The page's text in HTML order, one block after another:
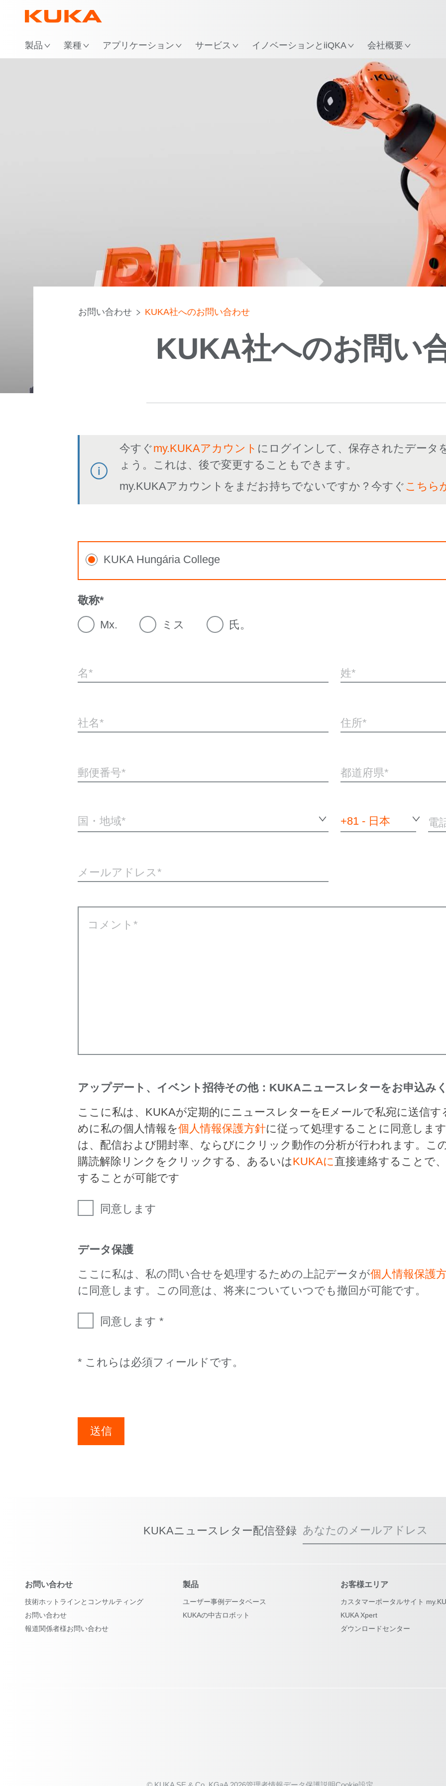
製品 業種 アプリケーション サービス イノベーションとiiQKA 会社概要
お問い合わせ KUKA社へのお問い合わせ
KUKA社へのお問い
今すぐmy.KUKAアカウント にログインして、保存されたデータ
ょう。これは、後で変更することもできます。
my.KUKAアカウントをまだお持ちでないですか？今すぐ こちら
KUKA Hungária College
敬称
Mx.
ミス 氏。
名 姓
社名 住所
郵便番号 都道府県
国・地域* +81 - 日本 電
メールアドレス
コメント
アップデート、イベント招待その他：KUKAニュースレターをお申込み
ここに私は、KUKAが定期的にニュースレターをEメールで私宛に送信
めに私の個人情報を個人情報保護方針に従って処理することに同意しま
は、配信および開封率、ならびにクリック動作の分析が行われます。こ
購読解除リンクをクリックする、あるいはKUKAに直接連絡することで
することが可能です
同意します
データ保護
ここに私は、私の問い合せを処理するための上記データが個人情報保護
に同意します。この同意は、将来についていつでも撤回が可能です。
同意します
* これらは必須フィールドです。
送信
KUKAニュースレター配信登録 あなたのメールアドレス
お問い合わせ
技術ホットラインとコンサルティング
お問い合わせ
報道関係者様お問い合わせ
製品
ユーザー事例データベース
KUKAの中古ロボット
お客様エリア
カスタマーポータルサイト
KUKA Xpert
ダウンロードセンター